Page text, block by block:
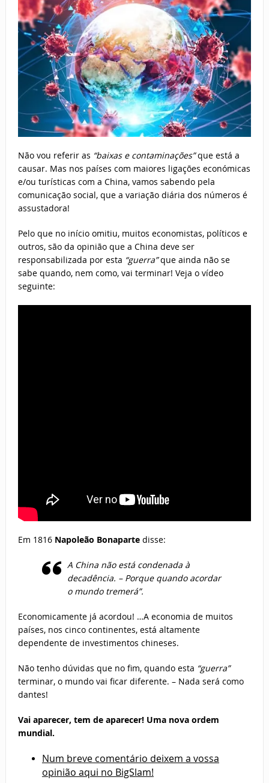
Não vou referir as “baixas e contaminações”que está a
causar. Mas nos países com maiores ligações económicas
e/ou turísticas com a China, vamos sabendo pela
comunicação social, que a variação diária dos números é
assustadora!
Pelo que no início omitiu, muitos economistas, políticos e
outros, são da opinião que a China deve ser
responsabilizada por esta “guerra”que ainda não se
sabe quando, nem como, vai terminar! Veja o vídeo
seguinte:
Em 1816 Napoleão Bonapartedisse:
A China não está condenada à
decadência. – Porque quando acordar
o mundo tremerá”.
Economicamente já acordou! …A economia de muitos
países, nos cinco continentes, está altamente
dependente de investimentos chineses.
Não tenho dúvidas que no fim, quando esta “guerra”
terminar, o mundo vai ficar diferente. – Nada será como
dantes!
Vai aparecer, tem de aparecer! Uma nova ordem
mundial.
Num breve comentário deixem a vossa
opinião aqui no BigSlam!